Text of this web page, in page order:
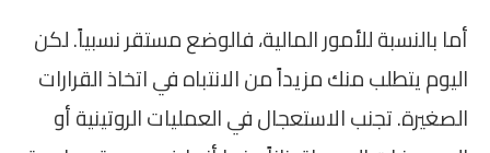
أما بالنسبة للأمور المالية، فالوضع مستقر نسبياً. لكن
اليوم يتطلب منك مزيداً من الانتباه في اتخاذ القرارات
الصغيرة. تجنب الاستعجال في العمليات الروتينية أو